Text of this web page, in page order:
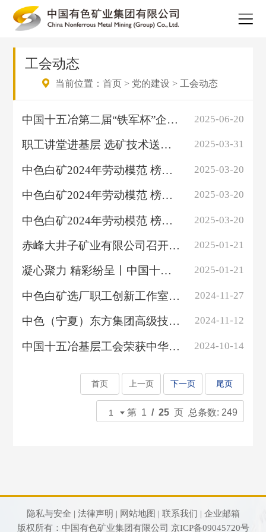
工会动态
当前位置：首页 > 党的建设 > 工会动态
中国十五冶第二届“铁军杯”企业文化节圆满闭幕 2025-06-20
职工讲堂进基层 选矿技术送车间——赤峰大井子矿业工会新一期职工大讲堂开课... 2025-03-31
中色白矿2024年劳动模范 榜样力量催人奋进 先锋标杆激励前行（之三） 2025-03-20
中色白矿2024年劳动模范 榜样力量催人奋进 先锋标杆激励前行（之二） 2025-03-20
中色白矿2024年劳动模范 榜样力量催人奋进 先锋标杆激励前行（之一） 2025-03-20
赤峰大井子矿业有限公司召开四届二次职代会暨2025年工作会议 2025-01-21
凝心聚力 精彩纷呈丨中国十五冶举办2025年工作会暨六届三次职代会文艺汇演... 2025-01-21
中色白矿选厂职工创新工作室获巴林左旗总工会命名 2024-11-27
中色（宁夏）东方集团高级技师郭从喜潜心机械加工 从难题着手 为工件“磨刀... 2024-11-12
中国十五冶基层工会荣获中华全国总工会表彰 2024-10-14
首页 上一页 下一页 尾页
第 1 / 25 页 总条数: 249
隐私与安全 | 法律声明 | 网站地图 | 联系我们 | 企业邮箱
版权所有：中国有色矿业集团有限公司 京ICP备09045720号